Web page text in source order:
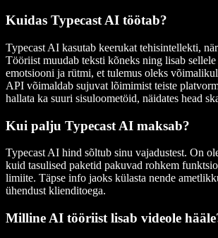
Kuidas Typecast AI töötab?
Typecast AI kasutab keerukat tehisintellekti,
Tööriist muudab teksti kõneks ning lisab
emotsiooni ja rütmi, et tulemus oleks
API võimaldab sujuvat lõimimist teiste
hallata ka suuri sisuloometöid, näidates head
Kui palju Typecast AI maksab?
Typecast AI hind sõltub sinu vajadustest. On
kuid tasulised paketid pakuvad rohkem
limiite. Täpse info jaoks külasta nende
ühendust klienditoega.
Milline AI tööriist lisab videole